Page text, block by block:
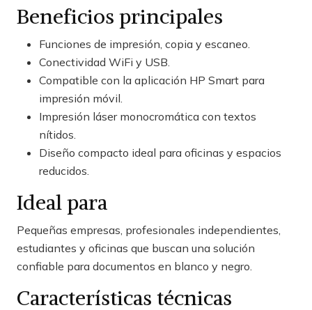
Beneficios principales
Funciones de impresión, copia y escaneo.
Conectividad WiFi y USB.
Compatible con la aplicación HP Smart para
impresión móvil.
Impresión láser monocromática con textos
nítidos.
Diseño compacto ideal para oficinas y espacios
reducidos.
Ideal para
Pequeñas empresas, profesionales independientes,
estudiantes y oficinas que buscan una solución
confiable para documentos en blanco y negro.
Características técnicas